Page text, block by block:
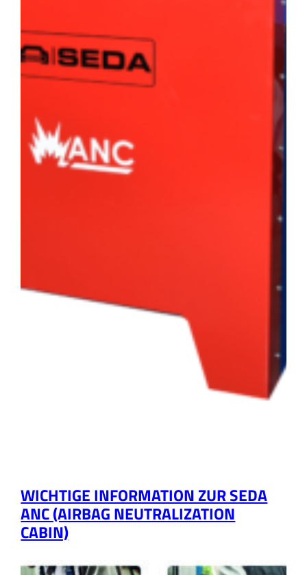
WICHTIGE INFORMATION ZUR SEDA
ANC (AIRBAG NEUTRALIZATION
CABIN)